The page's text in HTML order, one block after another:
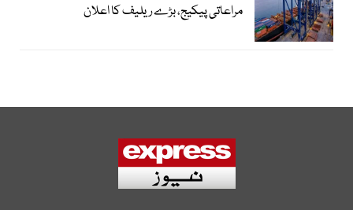
مراعاتی پیکیج، بڑے ریلیف کا اعلان